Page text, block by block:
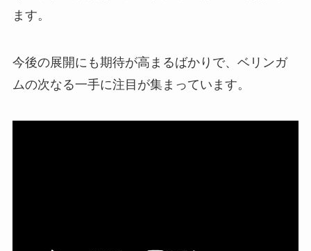
ます。
今後の展開にも期待が高まるばかりで、ベリンガ
ムの次なる一手に注目が集まっています。